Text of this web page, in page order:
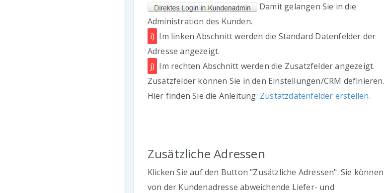
Damit gelangen Sie in die
Administration des Kunden.
i) Im linken Abschnitt werden die Standard Datenfelder der
Adresse angezeigt.
j) Im rechten Abschnitt werden die Zusatzfelder angezeigt.
Zusatzfelder können Sie in den Einstellungen/CRM definieren.
Hier finden Sie die Anleitung: Zustatzdatenfelder erstellen.
Zusätzliche Adressen
Klicken Sie auf den Button "Zusätzliche Adressen". Sie können
von der Kundenadresse abweichende Liefer- und